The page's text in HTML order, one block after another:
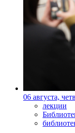
06 августа,
лекции